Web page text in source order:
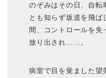
のぞみはその日、自転
とも知らず坂道を飛
間、コントロールを失
放り出され……。
病室で目を覚ました望